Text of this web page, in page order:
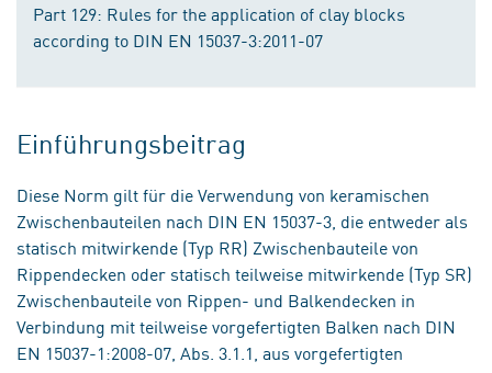
Part 129: Rules for the application of clay blocks
according to DIN EN 15037-3:2011-07
Einführungsbeitrag
Diese Norm gilt für die Verwendung von keramischen
Zwischenbauteilen nach DIN EN 15037-3, die entweder als
statisch mitwirkende (Typ RR) Zwischenbauteile von
Rippendecken oder statisch teilweise mitwirkende (Typ SR)
Zwischenbauteile von Rippen- und Balkendecken in
Verbindung mit teilweise vorgefertigten Balken nach DIN
EN 15037-1:2008-07, Abs. 3.1.1, aus vorgefertigten